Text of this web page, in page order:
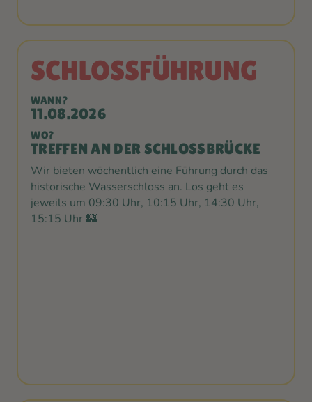
SCHLOSS­FÜHRUNG
WANN?
11.08.2026
WO?
TREFFEN AN DER SCHLOSSBRÜCKE
Wir bieten wöchentlich eine Führung durch das
historische Wasserschloss an. Los geht es
jeweils um 09:30 Uhr, 10:15 Uhr, 14:30 Uhr,
15:15 Uhr 🏰